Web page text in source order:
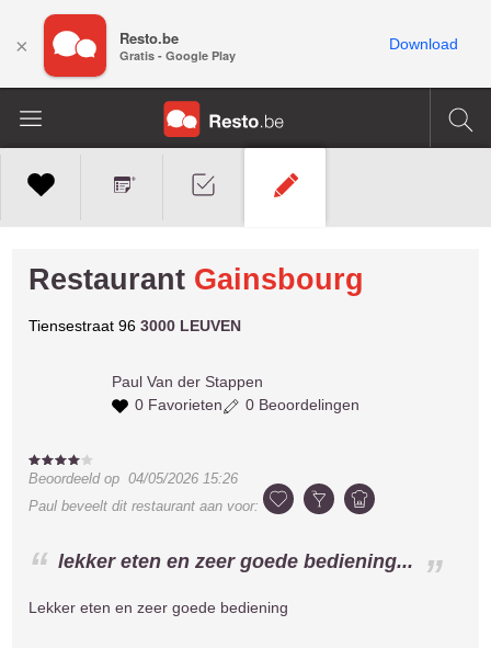
Restaurant Gainsbourg
Tiensestraat 963000 LEUVEN
Paul Van der Stappen
0 Favorieten
0 Beoordelingen
Beoordeeld op04/05/2026 15:26
Paul beveelt dit restaurant aan voor:
lekker eten en zeer goede bediening...
Lekker eten en zeer goede bediening
× Resto.be
Gratis - Google Play
Download